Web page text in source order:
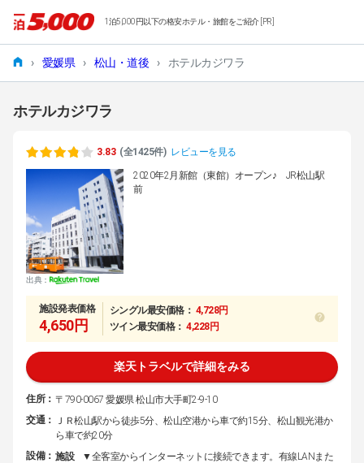
1泊5,000円以下の格安ホテル・旅館をご紹介 [PR]
› 愛媛県 › 松山・道後 › ホテルカジワラ
ホテルカジワラ
3.83 (全1425件) レビューを見る
出典：
2020年2月新館（東館）オープン♪ JR松山駅
前
施設発表価格
4,650円
シングル最安価格： 4,728円
ツイン最安価格：4,228円
楽天トラベルで詳細をみる
住所： 〒790-0067 愛媛県 松山市大手町2-9-10
交通：
ＪＲ松山駅から徒歩5分、松山空港から車で約15分、松山観光港か
ら車で約20分
設備： 施設
▼全客室からインターネットに接続できます。有線LANまた